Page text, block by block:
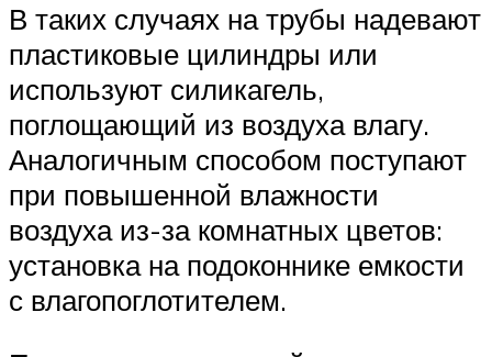
В таких случаях на трубы надевают
пластиковые цилиндры или
используют силикагель,
поглощающий из воздуха влагу.
Аналогичным способом поступают
при повышенной влажности
воздуха из-за комнатных цветов:
установка на подоконнике емкости
с влагопоглотителем.